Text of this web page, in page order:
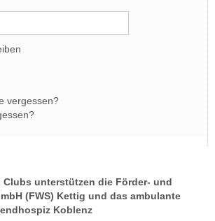
vergessen?
Clubs unterstützen die Förder- und
(FWS) Kettig und das ambulante
Koblenz